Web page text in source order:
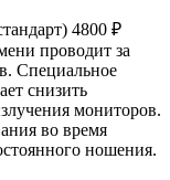
4800 ₽
проводит за
Специальное
снизить
мониторов.
во время
ношения.